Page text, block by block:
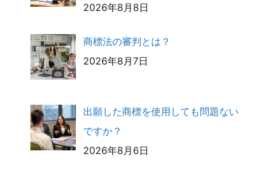
2026年8月8日
商標法の審判とは？
2026年8月7日
出願した商標を使用しても問題ない
ですか？
2026年8月6日